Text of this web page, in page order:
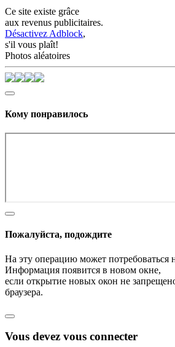
Ce site existe grâce
aux revenus publicitaires.
Désactivez Adblock,
s'il vous plaît!
Photos aléatoires
Кому понравилось
Пожалуйста, подождите
На эту операцию может потребоваться
Информация появится в новом окне,
если открытие новых окон не
браузера.
Vous devez vous connecter